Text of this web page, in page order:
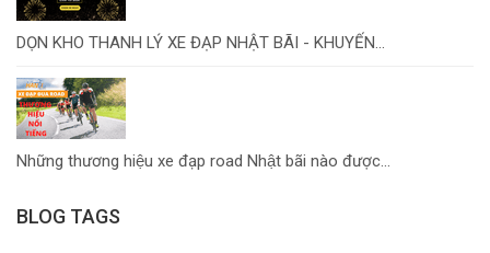
DỌN KHO THANH LÝ XE ĐẠP NHẬT BÃI - KHUYẾN...
Những thương hiệu xe đạp road Nhật bãi nào được...
BLOG TAGS